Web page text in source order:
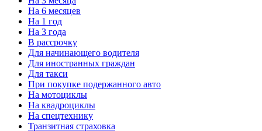
На 6 месяцев
На 1 год
На 3 года
В рассрочку
Для начинающего водителя
Для иностранных граждан
Для такси
При покупке подержанного авто
На мотоциклы
На квадроциклы
На спецтехнику
Транзитная страховка